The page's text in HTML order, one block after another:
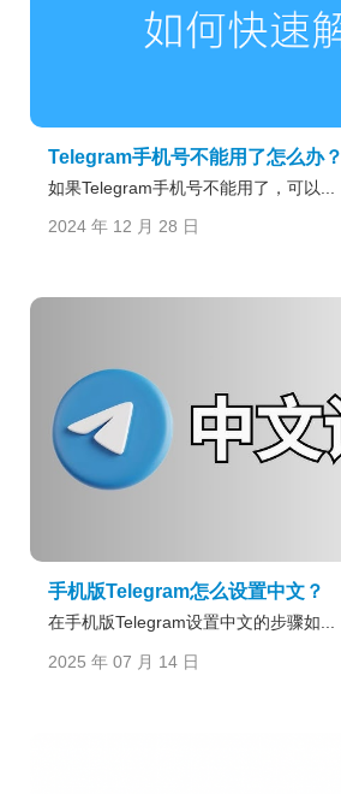
Telegram手机号不能用了怎么办？
如果Telegram手机号不能用了，可以...
2024 年 12 月 28 日
手机版Telegram怎么设置中文？
在手机版Telegram设置中文的步骤如...
2025 年 07 月 14 日